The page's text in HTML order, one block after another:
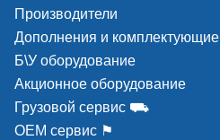
Производители
Дополнения и комплектующие
Б\У оборудование
Акционное оборудование
Грузовой сервис ⛟
ОЕМ сервис ⚑